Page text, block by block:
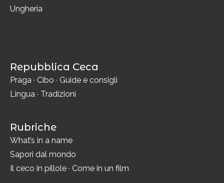
Ungheria
Repubblica Ceca
Praga · Cibo · Guide e consigli
Lingua · Tradizioni
Rubriche
What’s in a name
Sapori dal mondo
Il ceco in pillole · Come in un film